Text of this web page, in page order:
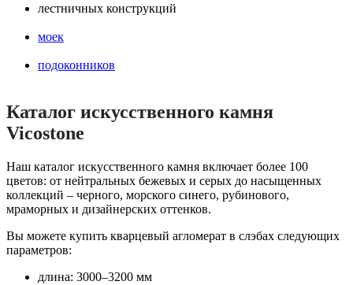
лестничных конструкций
моек
подоконников
Каталог искусственного камня
Vicostone
Наш каталог искусственного камня включает более 100
цветов: от нейтральных бежевых и серых до насыщенных
коллекций – черного, морского синего, рубинового,
мраморных и дизайнерских оттенков.
Вы можете купить кварцевый агломерат в слэбах следующих
параметров:
длина: 3000–3200 мм